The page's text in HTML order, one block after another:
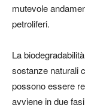
mutevole
petroliferi.
La
sostanze naturali
possono essere
avviene indue fasi